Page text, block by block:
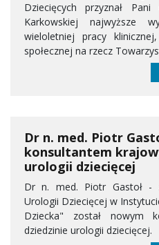
Dziecięcych przyznał
Karkowskiej najwyższe
wieloletniej pracy
społecznej na rzecz
Dr n. med. Piotr
konsultantem
urologii dziecięcej
Dr n. med. Piotr Gastoł -
Urologii Dziecięcej w
Dziecka" został nowym
dziedzinie urologii dziecięcej.